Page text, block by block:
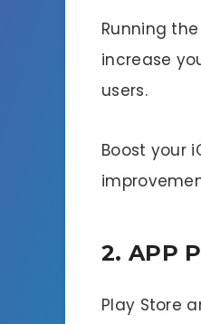
Running
increase
users.
Boost your
2. APP
Play Store